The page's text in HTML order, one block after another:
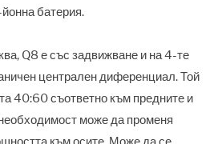
батерия.
Q8 е със задвижване и на 4-те
централен диференциал. Той
40:60 съответно към предните и
може да променя